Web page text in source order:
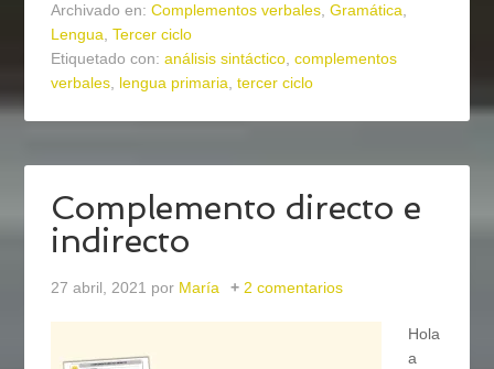
Archivado en:Complementos verbales,Gramática,
Lengua,Tercer ciclo
Etiquetado con:análisis sintáctico,complementos
verbales, lengua primaria,tercer ciclo
Complemento directo e
indirecto
27 abril, 2021 por María 2 comentarios
Hola
a